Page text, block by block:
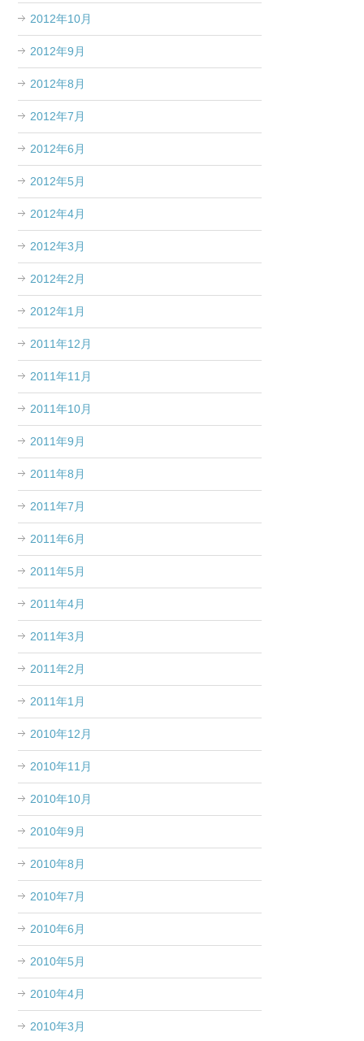
2012年10月
2012年9月
2012年8月
2012年7月
2012年6月
2012年5月
2012年4月
2012年3月
2012年2月
2012年1月
2011年12月
2011年11月
2011年10月
2011年9月
2011年8月
2011年7月
2011年6月
2011年5月
2011年4月
2011年3月
2011年2月
2011年1月
2010年12月
2010年11月
2010年10月
2010年9月
2010年8月
2010年7月
2010年6月
2010年5月
2010年4月
2010年3月